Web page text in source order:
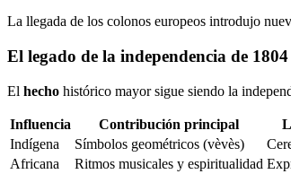
La llegada de los colonos europeos introdujo
El legado de la independencia de 1804
El hecho histórico mayor sigue siendo la
Influencia Contribución principal
Indígena
Símbolos geométricos (vèvès)
Africana
Ritmos musicales y espiritualidad